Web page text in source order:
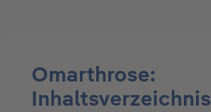
Omarthrose:
Inhaltsverzeichnis